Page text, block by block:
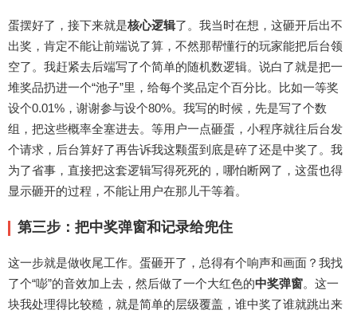
蛋摆好了，接下来就是核心逻辑了。我当时在想，这砸开后出不
出奖，肯定不能让前端说了算，不然那帮懂行的玩家能把后台领
空了。我赶紧去后端写了个简单的随机数逻辑。说白了就是把一
堆奖品扔进一个“池子”里，给每个奖品定个百分比。比如一等奖
设个0.01%，谢谢参与设个80%。我写的时候，先是写了个数
组，把这些概率全塞进去。等用户一点砸蛋，小程序就往后台发
个请求，后台算好了再告诉我这颗蛋到底是碎了还是中奖了。我
为了省事，直接把这套逻辑写得死死的，哪怕断网了，这蛋也得
显示砸开的过程，不能让用户在那儿干等着。
第三步：把中奖弹窗和记录给兜住
这一步就是做收尾工作。蛋砸开了，总得有个响声和画面？我找
了个“嘭”的音效加上去，然后做了一个大红色的中奖弹窗。这一
块我处理得比较糙，就是简单的层级覆盖，谁中奖了谁就跳出来